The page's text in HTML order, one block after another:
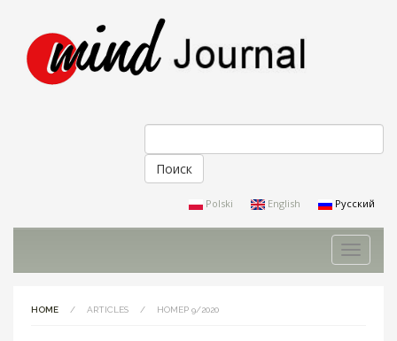
Форма поиска
Поиск
Polski English Русский
Toggle
HOME / ARTICLES / НОМЕР 9/2020